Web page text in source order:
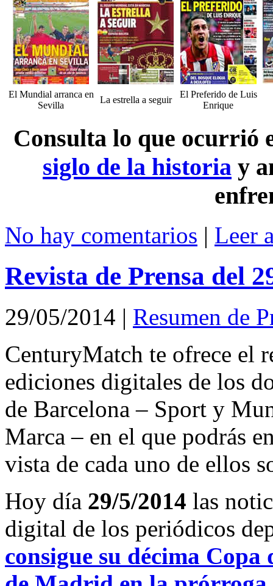
El Mundial arranca en
Sevilla
La estrella a seguir
El Preferido de Luis
Enrique
Consulta lo que ocurrió
siglo de la historia y
No hay comentarios | Leer
Revista de Prensa del
29/05/2014 | Resumen de
CenturyMatch te ofrece el
ediciones digitales de los
de Barcelona – Sport y
Marca – en el que podrás
vista de cada uno de ellos
Hoy día 29/5/2014 las
digital de los periódicos
consigue su décima